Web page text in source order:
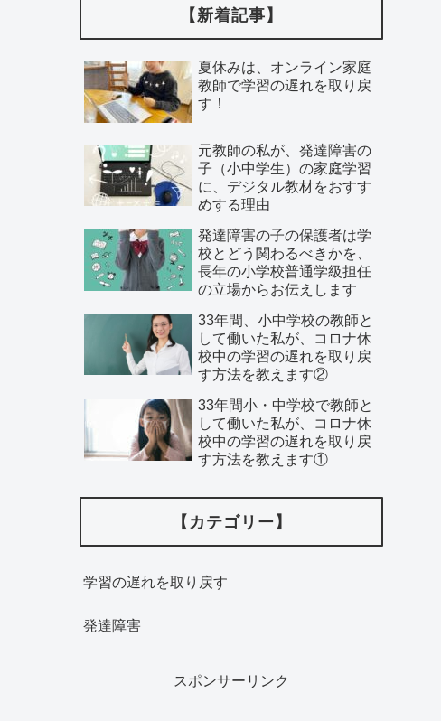
【新着記事】
夏休みは、オンライン家庭
教師で学習の遅れを取り戻
す！
元教師の私が、発達障害の
子（小中学生）の家庭学習
に、デジタル教材をおすす
めする理由
発達障害の子の保護者は学
校とどう関わるべきかを、
長年の小学校普通学級担任
の立場からお伝えします
33年間、小中学校の教師と
して働いた私が、コロナ休
校中の学習の遅れを取り戻
す方法を教えます②
33年間小・中学校で教師と
して働いた私が、コロナ休
校中の学習の遅れを取り戻
す方法を教えます①
【カテゴリー】
学習の遅れを取り戻す
発達障害
スポンサーリンク